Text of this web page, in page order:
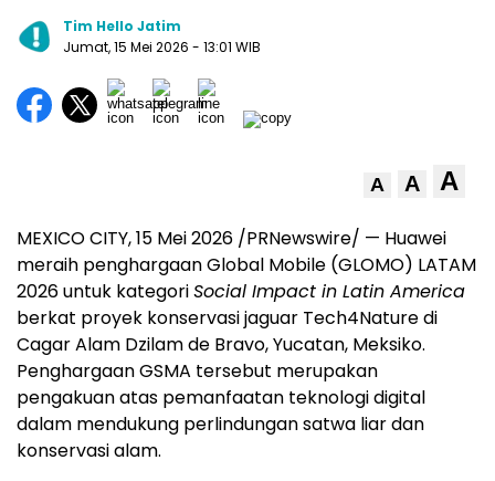
Tim Hello Jatim
Jumat, 15 Mei 2026 - 13:01 WIB
A A A
MEXICO CITY, 15 Mei 2026 /PRNewswire/ — Huawei
meraih penghargaan Global Mobile (GLOMO) LATAM
2026 untuk kategoriSocial Impact in Latin America
berkat proyek konservasi jaguar Tech4Nature di
Cagar Alam Dzilam de Bravo, Yucatan, Meksiko.
Penghargaan GSMA tersebut merupakan
pengakuan atas pemanfaatan teknologi digital
dalam mendukung perlindungan satwa liar dan
konservasi alam.